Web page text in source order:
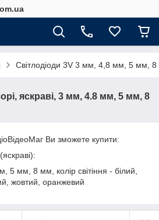
Світлодіоди 3V 3 мм, 4,8 мм, 5 мм, 8
яскраві, 3 мм, 4.8 мм, 5 мм, 8
Ви зможете купити:
мм, 8 мм, колір світіння - білий,
жовтий, оранжевий